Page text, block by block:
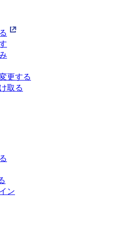
更する
取る
ン